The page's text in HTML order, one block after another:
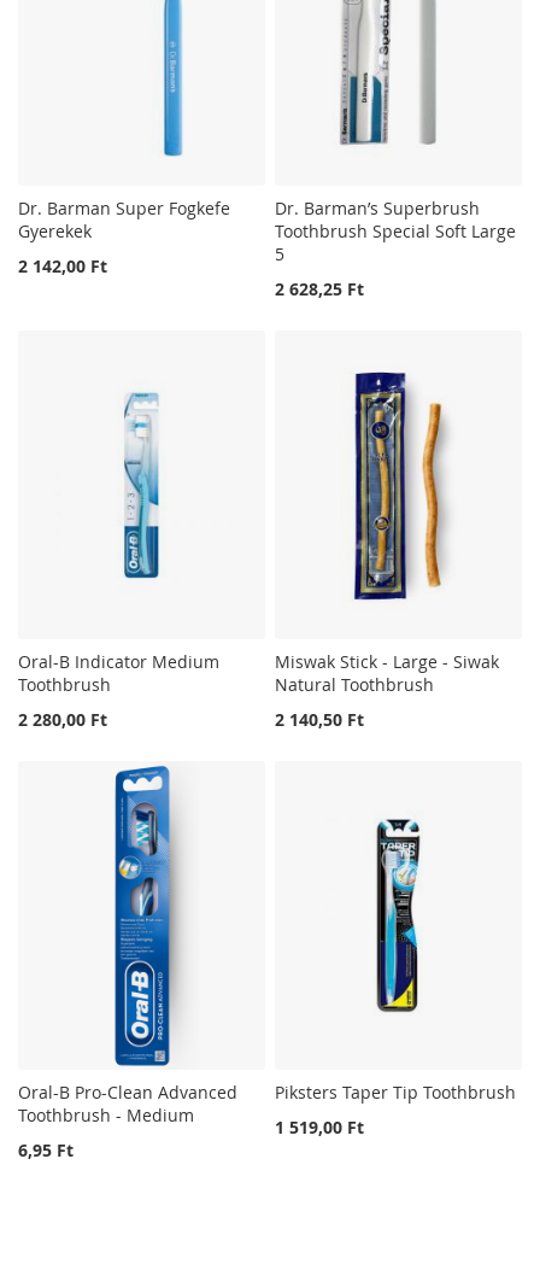
Dr. Barman Super Fogkefe
Gyerekek
2 142,00 Ft
Dr. Barman’s Superbrush
Toothbrush Special Soft Large
5
2 628,25 Ft
Oral-B Indicator Medium
Toothbrush
2 280,00 Ft
Miswak Stick - Large - Siwak
Natural Toothbrush
2 140,50 Ft
Oral-B Pro-Clean Advanced
Toothbrush - Medium
6,95 Ft
Piksters Taper Tip Toothbrush
1 519,00 Ft